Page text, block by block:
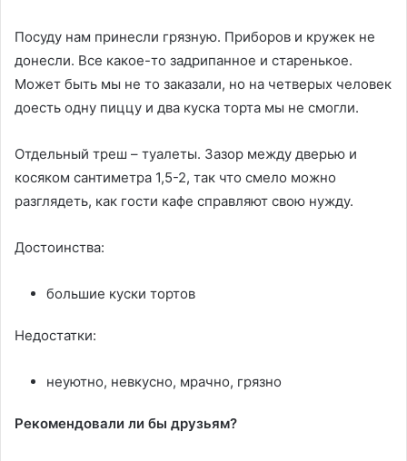
Посуду нам принесли грязную. Приборов и кружек не
донесли. Все какое-то задрипанное и старенькое.
Может быть мы не то заказали, но на четверых человек
доесть одну пиццу и два куска торта мы не смогли.
Отдельный треш – туалеты. Зазор между дверью и
косяком сантиметра 1,5-2, так что смело можно
разглядеть, как гости кафе справляют свою нужду.
Достоинства:
большие куски тортов
Недостатки:
неуютно, невкусно, мрачно, грязно
Рекомендовали ли бы друзьям?